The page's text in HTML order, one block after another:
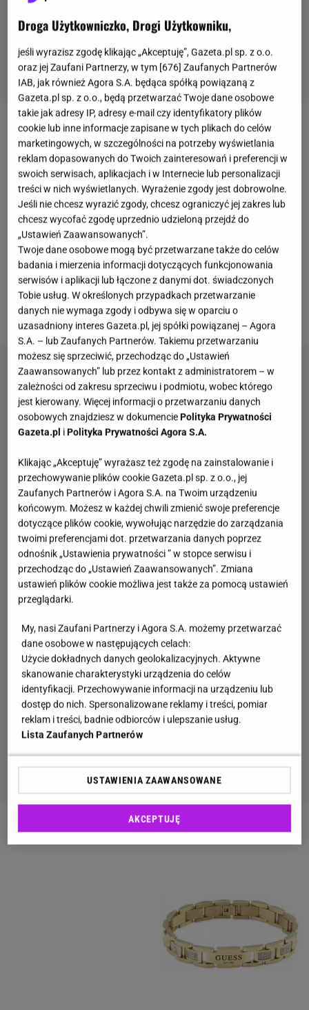
Latem ślimaki pojawiają się niemal wszędzie.
Chowają się pod liśćmi, wychodzą po zmroku i
błyskawicznie zabierają się za młode sadzonki,
warzywaorazkwiaty. Najwięcej szkód robią
pomrowy, czyli ślimaki bez skorupy. Potrafią
podjadać liście, łodygi i korzenie, przez co
słabną i przestają rosnąć. Wiele osób szuka
skutecznych sposobów na zwalczenie tych
szkodników. Jeden z nich wydaje się dziwny, ale
działa.
Droga Użytkowniczko, Drogi Użytkowniku,
jeśli wyrazisz zgodę klikając „Akceptuję”, Gazeta.pl sp. z o.o.
oraz jej Zaufani Partnerzy, w tym [676] Zaufanych Partnerów
IAB, jak również Agora S.A. będąca spółką powiązaną z
Gazeta.pl sp. z o.o., będą przetwarzać Twoje dane osobowe
takie jak adresy IP, adresy e-mail czy identyfikatory plików
cookie lub inne informacje zapisane w tych plikach do celów
marketingowych, w szczególności na potrzeby wyświetlania
reklam dopasowanych do Twoich zainteresowań i preferencji w
swoich serwisach, aplikacjach i w Internecie lub personalizacji
treści w nich wyświetlanych. Wyrażenie zgody jest dobrowolne.
Jeśli nie chcesz wyrazić zgody, chcesz ograniczyć jej zakres lub
chcesz wycofać zgodę uprzednio udzieloną przejdź do
„Ustawień Zaawansowanych”.
Twoje dane osobowe mogą być przetwarzane także do celów
badania i mierzenia informacji dotyczących funkcjonowania
serwisów i aplikacji lub łączone z danymi dot. świadczonych
Tobie usług. W określonych przypadkach przetwarzanie
danych nie wymaga zgody i odbywa się w oparciu o
uzasadniony interes Gazeta.pl, jej spółki powiązanej – Agora
S.A. – lub Zaufanych Partnerów. Takiemu przetwarzaniu
możesz się sprzeciwić, przechodząc do „Ustawień
Zaawansowanych” lub przez kontakt z administratorem – w
zależności od zakresu sprzeciwu i podmiotu, wobec którego
jest kierowany. Więcej informacji o przetwarzaniu danych
osobowych znajdziesz w dokumenciePolityka Prywatności
Gazeta.pl iPolityka Prywatności Agora S.A.
Klikając „Akceptuję” wyrażasz też zgodę na zainstalowanie i
przechowywanie plików cookie Gazeta.pl sp. z o.o., jej
Zaufanych Partnerów i Agora S.A. na Twoim urządzeniu
końcowym. Możesz w każdej chwili zmienić swoje preferencje
dotyczące plików cookie, wywołując narzędzie do zarządzania
twoimi preferencjami dot. przetwarzania danych poprzez
odnośnik „Ustawienia prywatności ” w stopce serwisu i
przechodząc do „Ustawień Zaawansowanych”. Zmiana
ustawień plików cookie możliwa jest także za pomocą ustawień
przeglądarki.
My, nasi Zaufani Partnerzy i Agora S.A. możemy przetwarzać
dane osobowe w następujących celach:
Użycie dokładnych danych geolokalizacyjnych. Aktywne
skanowanie charakterystyki urządzenia do celów
identyfikacji. Przechowywanie informacji na urządzeniu lub
dostęp do nich. Spersonalizowane reklamy i treści, pomiar
reklam i treści, badnie odbiorców i ulepszanie usług.
Lista Zaufanych Partnerów
USTAWIENIA ZAAWANSOWANE
AKCEPTUJĘ